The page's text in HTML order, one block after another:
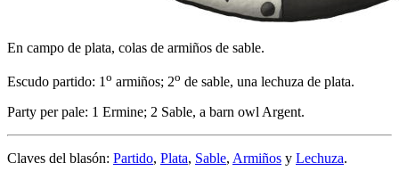
En campo de plata, colas de armiños de sable.
Escudo partido: 1o armiños; 2o de sable, una lechuza de plata.
Party per pale: 1 Ermine; 2 Sable, a barn owl Argent.
Claves del blasón: Partido, Plata, Sable, Armiños y Lechuza.